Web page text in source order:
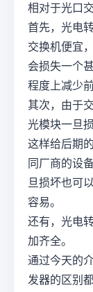
相对于光口
首先，光电
交换机便宜
会损失一个
程度上减少
其次，由于
光模块一旦
这样给后期
同厂商的设
旦损坏也可
容易。
还有，光电
加齐全。
通过今天的
发器的区别